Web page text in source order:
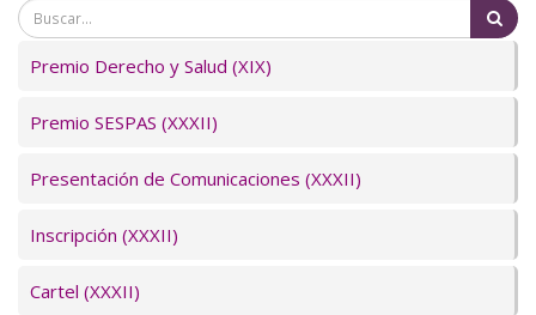
Premio Derecho y Salud (XIX)
Premio SESPAS (XXXII)
Presentación de Comunicaciones (XXXII)
Inscripción (XXXII)
Cartel (XXXII)